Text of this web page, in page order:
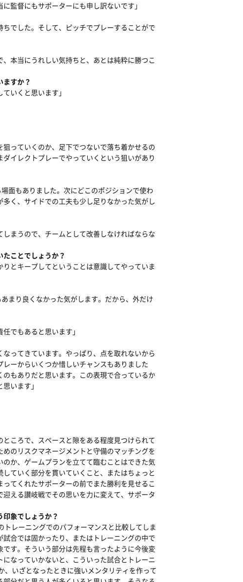
監督にもサポーターにも申し訳ないです」
でした。そして、ピッチでプレーすることがで
本当にうれしい気持ちと、あとは純粋に勝つこ
すか？
いくと思います」
っていくのか、足下でつないで落ち着かせるの
イレクトプレーでやっていくという狙いがあり
面もありました。次にどこのポジションで使わ
く、サイドでの工夫も少し足りなかった気がし
まうので、チームとして改善しなければならな
ことでしょうか？
とキープしてということは意識してやっていま
まり良くなかった気がします。だから、外だけ
でもあると思います」
ってきています。やっぱり、点を取れないから
ーからいくつか惜しいチャンスもありました
もありだと思います。この表現で合っているか
います」
ころで、スペースと隙をある程度見つけられて
のリスクマネージメントと守備のマッチングを
か、ゲームプランを立てて臨むことはできた気
ていく部分を貫いていくこと、またはちょっと
てくれたサポーターの前でまた勝利を見せるこ
える讃岐戦でその思いを力に変えて、サポータ
象でしょうか？
レーニングでのパフォーマンスと比較してしま
合では固かったり、またはトレーニングの中で
す。そういう部分は先程も言ったように今後変
なっていかないと、こういった試合とトレーニ
いざとなったときに強いメンタリティを作って